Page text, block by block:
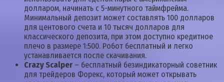
долларом, начинать с 5-минутного таймфрейма.
Минимальный депозит может составлять 100 долларов
для центового счета и 10 тысяч долларов для
классического депозита, при этом доступно кредитное
плечо в размере 1:500. Робот бесплатный и легко
устанавливается после скачивания.
Crazy Scalper – бесплатный безиндикаторный советник
для трейдеров Форекс, который может открывать